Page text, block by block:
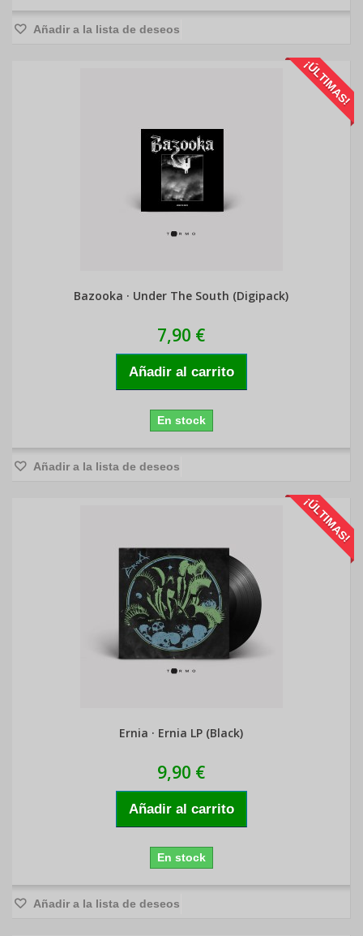
Añadir a la lista de deseos
¡ÚLTIMAS!
Bazooka · Under The South (Digipack)
7,90 €
Añadir al carrito
En stock
Añadir a la lista de deseos
¡ÚLTIMAS!
Ernia · Ernia LP (Black)
9,90 €
Añadir al carrito
En stock
Añadir a la lista de deseos